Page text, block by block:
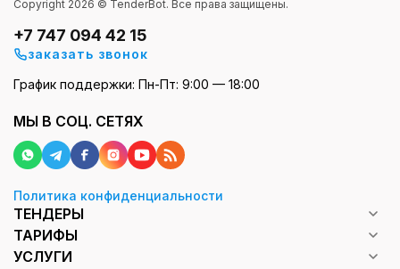
Copyright 2026 © TenderBot. Все права защищены.
+7 747 094 42 15
заказать звонок
График поддержки: Пн-Пт: 9:00 — 18:00
МЫ В СОЦ. СЕТЯХ
Политика конфиденциальности
ТЕНДЕРЫ
ТАРИФЫ
УСЛУГИ